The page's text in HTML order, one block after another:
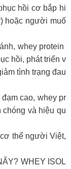
hồi cơ bắp hi
hoặc người muố
whey protein
hồi, phát triển v
tình trạng đau
cao, whey pr
chóng và hiệu qu
thể người Việt,
WHEY ISOL